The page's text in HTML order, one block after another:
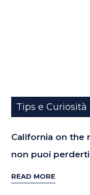
Tips e Curiosità
California on the
non puoi perderti
READ MORE